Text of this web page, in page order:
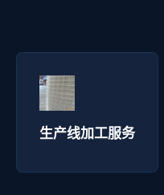
生产线加工服务
生产线加工服务 - 拓通丝网